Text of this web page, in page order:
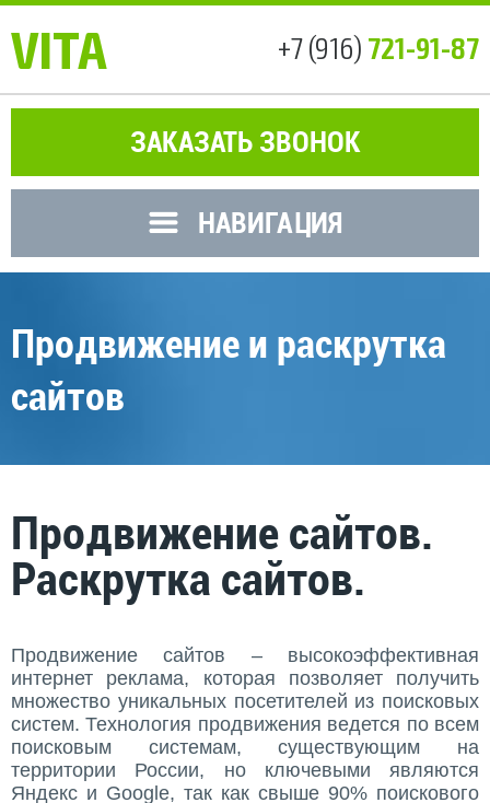
VITA +7 (916) 721-91-87
ЗАКАЗАТЬ ЗВОНОК
НАВИГАЦИЯ
Продвижение и раскрутка
сайтов
Продвижение сайтов.
Раскрутка сайтов.
Продвижение сайтов – высокоэффективная
интернет реклама, которая позволяет получить
множество уникальных посетителей из поисковых
систем. Технология продвижения ведется по всем
поисковым системам, существующим на
территории России, но ключевыми являются
Яндекс и Google, так как свыше 90% поискового